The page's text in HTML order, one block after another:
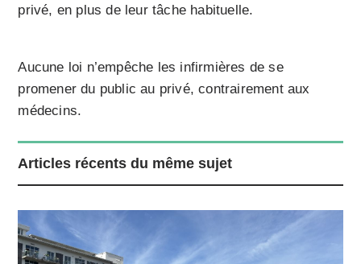
privé, en plus de leur tâche habituelle.
Aucune loi n’empêche les infirmières de se
promener du public au privé, contrairement aux
médecins.
Articles récents du même sujet